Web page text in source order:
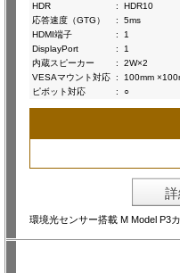
HDR
:
HDR10
応答速度（GTG）
:
5ms
HDMI端子
:
1
DisplayPort
:
1
内蔵スピーカー
:
2W×2
VESAマウント対応 :
100mm
ピボット対応
: ○
環境光センサー搭載 M Model P3